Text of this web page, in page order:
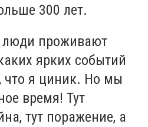
300 лет.
люди проживают
ярких событий
что я циник. Но мы
время! Тут
тут поражение, а